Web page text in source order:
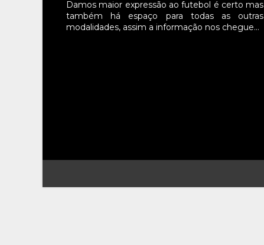
Damos maior expressão ao futebol é certo mas
também há espaço para todas as outras
modalidades, assim a informação nos chegue…